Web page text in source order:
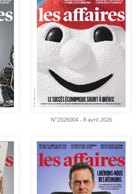
N°2026004 - 8 avril 2026